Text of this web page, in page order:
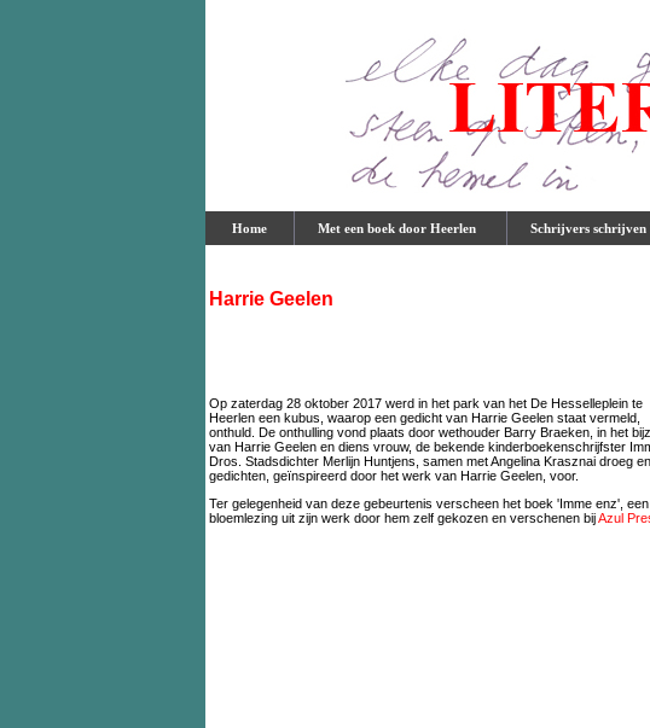
Home Met een boek door Heerlen Schrijvers schrijven
Harrie Geelen
Op zaterdag 28 oktober 2017 werd in het park van het De Hesselleplein te
Heerlen een kubus, waarop een gedicht van Harrie Geelen staat vermeld,
onthuld. De onthulling vond plaats door wethouder Barry Braeken, in het
van Harrie Geelen en diens vrouw, de bekende kinderboekenschrijfster
Dros. Stadsdichter Merlijn Huntjens, samen met Angelina Krasznai droeg
gedichten, geïnspireerd door het werk van Harrie Geelen, voor.
Ter gelegenheid van deze gebeurtenis verscheen het boek 'Imme enz', een
bloemlezing uit zijn werk door hem zelf gekozen en verschenen bijAzul